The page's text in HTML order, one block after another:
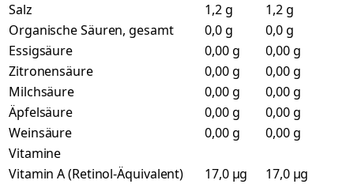
Salz
1,2 g
1,2 g
Organische Säuren, gesamt
0,0 g
0,0 g
Essigsäure
0,00 g
0,00 g
Zitronensäure
0,00 g
0,00 g
Milchsäure
0,00 g
0,00 g
Äpfelsäure
0,00 g
0,00 g
Weinsäure
0,00 g
0,00 g
Vitamine
Vitamin A (Retinol-Äquivalent)
17,0 µg
17,0 µg